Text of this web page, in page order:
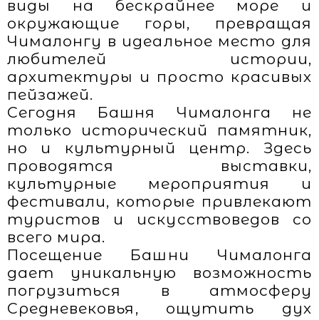
виды на бескрайнее море и
окружающие горы, превращая
Чималонгу в идеальное место для
любителей истории,
архитектуры и просто красивых
пейзажей.
Сегодня Башня Чималонга не
только исторический памятник,
но и культурный центр. Здесь
проводятся выставки,
культурные мероприятия и
фестивали, которые привлекают
туристов и искусствоведов со
всего мира.
Посещение Башни Чималонга
дает уникальную возможность
погрузиться в атмосферу
Средневековья, ощутить дух